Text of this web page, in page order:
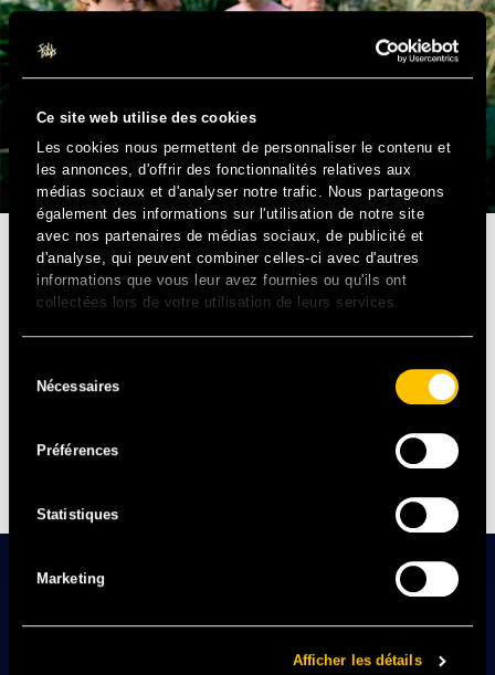
Ce site web utilise des cookies
Les cookies nous permettent de personnaliser le contenu et
les annonces, d'offrir des fonctionnalités relatives aux
médias sociaux et d'analyser notre trafic. Nous partageons
également des informations sur l'utilisation de notre site
avec nos partenaires de médias sociaux, de publicité et
d'analyse, qui peuvent combiner celles-ci avec d'autres
informations que vous leur avez fournies ou qu'ils ont
collectées lors de votre utilisation de leurs services.
duNécessaires
Préférences
Statistiques
Marketing
Afficher les détails
ROCK – UK
Foals. Une vraie claque pour tous ceux qui ont eu
l’occasion de découvrir sur scène ces 5 jeunes anglais.
Guitares sous le menton, rythmes épileptiques, arpèges
d’idées, à la fois indie rock, original et dansant. 15 ans
après l’éclosion de Radiohead, Oxford donne naissance